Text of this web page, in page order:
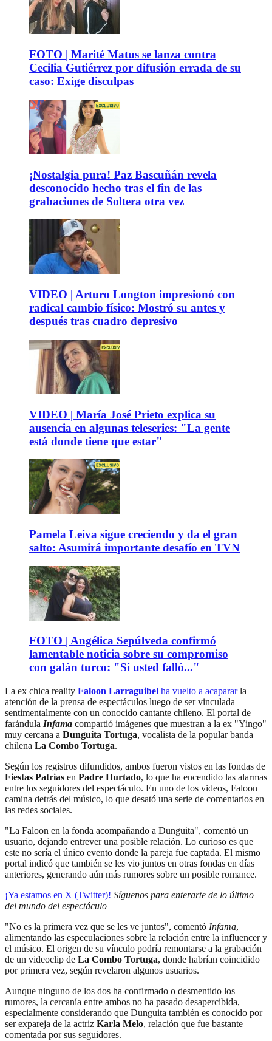
FOTO | Marité Matus se lanza contra
Cecilia Gutiérrez por difusión errada de su
caso: Exige disculpas
¡Nostalgia pura! Paz Bascuñán revela
desconocido hecho tras el fin de las
grabaciones de Soltera otra vez
VIDEO | Arturo Longton impresionó con
radical cambio físico: Mostró su antes y
después tras cuadro depresivo
VIDEO | María José Prieto explica su
ausencia en algunas teleseries: "La gente
está donde tiene que estar"
Pamela Leiva sigue creciendo y da el gran
salto: Asumirá importante desafío en TVN
FOTO | Angélica Sepúlveda confirmó
lamentable noticia sobre su compromiso
con galán turco: "Si usted falló..."
La ex chica reality Faloon Larraguibel ha vuelto a acapararla
atención de la prensa de espectáculos luego de ser vinculada
sentimentalmente con un conocido cantante chileno. El portal de
farándula Infama compartió imágenes que muestran a la ex "Yingo"
muy cercana a Dunguita Tortuga, vocalista de la popular banda
chilena La Combo Tortuga.
Según los registros difundidos, ambos fueron vistos en las fondas de
Fiestas Patrias en Padre Hurtado, lo que ha encendido las alarmas
entre los seguidores del espectáculo. En uno de los videos, Faloon
camina detrás del músico, lo que desató una serie de comentarios en
las redes sociales.
"La Faloon en la fonda acompañando a Dunguita", comentó un
usuario, dejando entrever una posible relación. Lo curioso es que
este no sería el único evento donde la pareja fue captada. El mismo
portal indicó que también se les vio juntos en otras fondas en días
anteriores, generando aún más rumores sobre un posible romance.
¡Ya estamos en X (Twitter)! Síguenos para enterarte de lo último
del mundo del espectáculo
"No es la primera vez que se les ve juntos", comentó Infama,
alimentando las especulaciones sobre la relación entre la influencer y
el músico. El origen de su vínculo podría remontarse a la grabación
de un videoclip de La Combo Tortuga, donde habrían coincidido
por primera vez, según revelaron algunos usuarios.
Aunque ninguno de los dos ha confirmado o desmentido los
rumores, la cercanía entre ambos no ha pasado desapercibida,
especialmente considerando que Dunguita también es conocido por
ser expareja de la actriz Karla Melo, relación que fue bastante
comentada por sus seguidores.